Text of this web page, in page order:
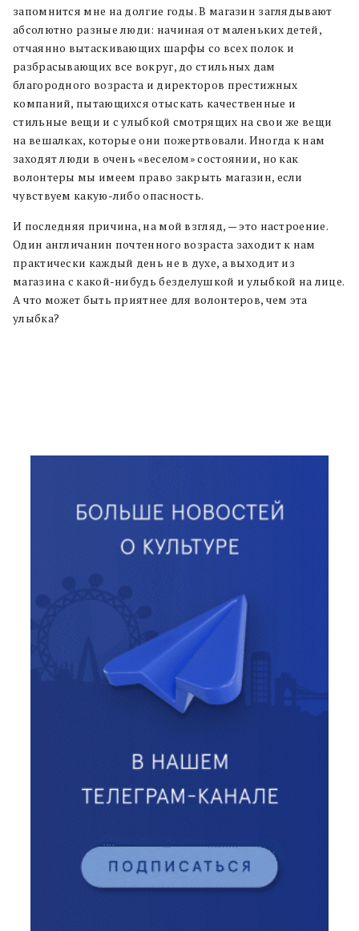
запомнится мне на долгие годы. В магазин заглядывают
абсолютно разные люди: начиная от маленьких детей,
отчаянно вытаскивающих шарфы со всех полок и
разбрасывающих все вокруг, до стильных дам
благородного возраста и директоров престижных
компаний, пытающихся отыскать качественные и
стильные вещи и с улыбкой смотрящих на свои же вещи
на вешалках, которые они пожертвовали. Иногда к нам
заходят люди в очень «веселом» состоянии, но как
волонтеры мы имеем право закрыть магазин, если
чувствуем какую-либо опасность.
И последняя причина, на мой взгляд, — это настроение.
Один англичанин почтенного возраста заходит к нам
практически каждый день не в духе, а выходит из
магазина с какой-нибудь безделушкой и улыбкой на лице.
А что может быть приятнее для волонтеров, чем эта
улыбка?